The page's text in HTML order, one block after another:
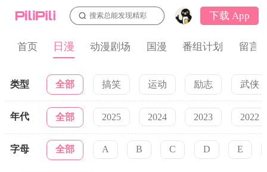
搜索总能发现精彩 下载 App
首页 日漫 动漫剧场 国漫 番组计划 留言
类型 全部 搞笑 运动 励志 武侠
年代 全部 2025 2024 2023 2022
字母 全部 A B C D E